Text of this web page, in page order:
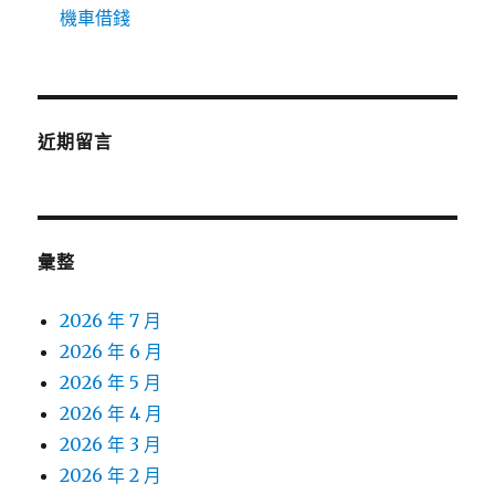
機車借錢
近期留言
彙整
2026 年 7 月
2026 年 6 月
2026 年 5 月
2026 年 4 月
2026 年 3 月
2026 年 2 月